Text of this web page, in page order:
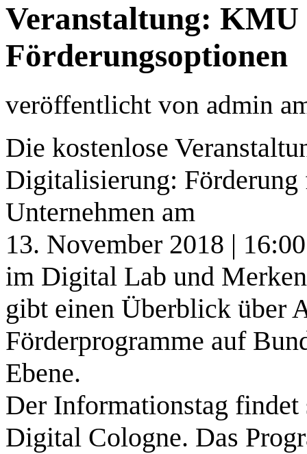
Veranstaltung: KMU
Förderungsoptionen
veröffentlicht von admin
Die kostenlose
Digitalisierung:
Unternehmen am
13. November 2018 |
im Digital Lab und
gibt einen Überblick über
Förderprogramme auf
Ebene.
Der Informationstag
Digital Cologne. Das